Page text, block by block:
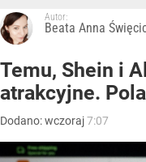
Autor:
Beata Anna
Temu, Shein i
atrakcyjne.
Dodano:wczoraj7:07